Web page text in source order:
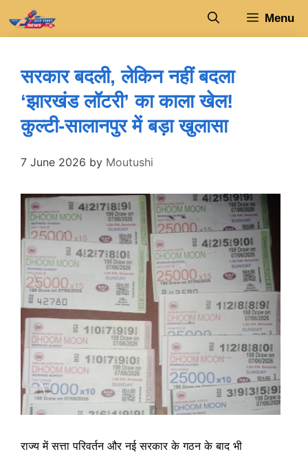
Menu
सरकार बदली, लेकिन नहीं बदला
‘झारखंड लॉटरी’ का काला खेल!
कुल्टी-सालानपुर में बड़ा खुलासा
7 June 2026 by Moutushi
राज्य में सत्ता परिवर्तन और नई सरकार के गठन के बाद भी